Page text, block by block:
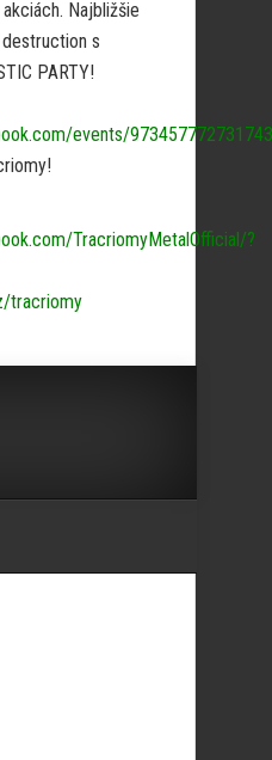
Najbližšie
s
PARTY!
events/
TracriomyMetalOfficial/?
tracriomy